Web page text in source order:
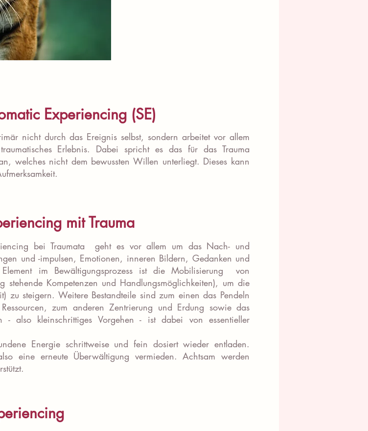
Experiencing (SE)
nicht durch das Ereignis selbst, sondern arbeitet vor allem
Erlebnis. Dabei spricht es das für das Trauma
welches nicht dem bewussten Willen unterliegt. Dieses kann
mit Trauma
bei Traumata geht es vor allem um das Nach- und
und -impulsen, Emotionen, inneren Bildern, Gedanken und
im Bewältigungsprozess ist die Mobilisierung von
stehende Kompetenzen und Handlungsmöglichkeiten), um die
zu steigern. Weitere Bestandteile sind zum einen das Pendeln
zum anderen Zentrierung und Erdung sowie das
- also kleinschrittiges Vorgehen - ist dabei von essentieller
Energie schrittweise und fein dosiert wieder entladen.
eine erneute Überwältigung vermieden. Achtsam werden